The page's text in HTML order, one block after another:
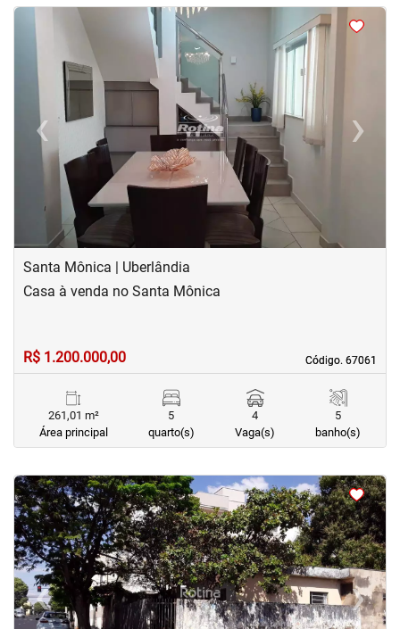
<
‹Previous ›Next
Santa Mônica | Uberlândia
Código. 67061
Código. 67061
Casa à venda no Santa Mônica
R$ 1.200.000,00
261,01 m²
Área principal
5
quarto(s)
4
Vaga(s)
5
banho(s)
<
‹Previous ›Next